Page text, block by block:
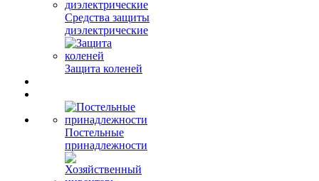
Средства защиты
диэлектрические
Защита коленей
Постельные
принадлежности